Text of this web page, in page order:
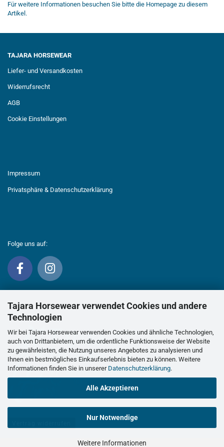
Tajara Horsewear verwendet Cookies und andere
Technologien
Wir bei Tajara Horsewear verwenden Cookies und ähnliche Technologien,
auch von Drittanbietern, um die ordentliche Funktionsweise der Website
zu gewährleisten, die Nutzung unseres Angebotes zu analysieren und
Ihnen ein bestmögliches Einkaufserlebnis bieten zu können. Weitere
Informationen finden Sie in unserer Datenschutzerklärung.
Alle Akzeptieren
Nur Notwendige
Weitere Informationen
Für weitere Informationen besuchen Sie bitte die Homepage zu diesem
Artikel.
TAJARA HORSEWEAR
Liefer- und Versandkosten
Widerrufsrecht
AGB
Cookie Einstellungen
Impressum
Privatsphäre & Datenschutzerklärung
Folge uns auf: